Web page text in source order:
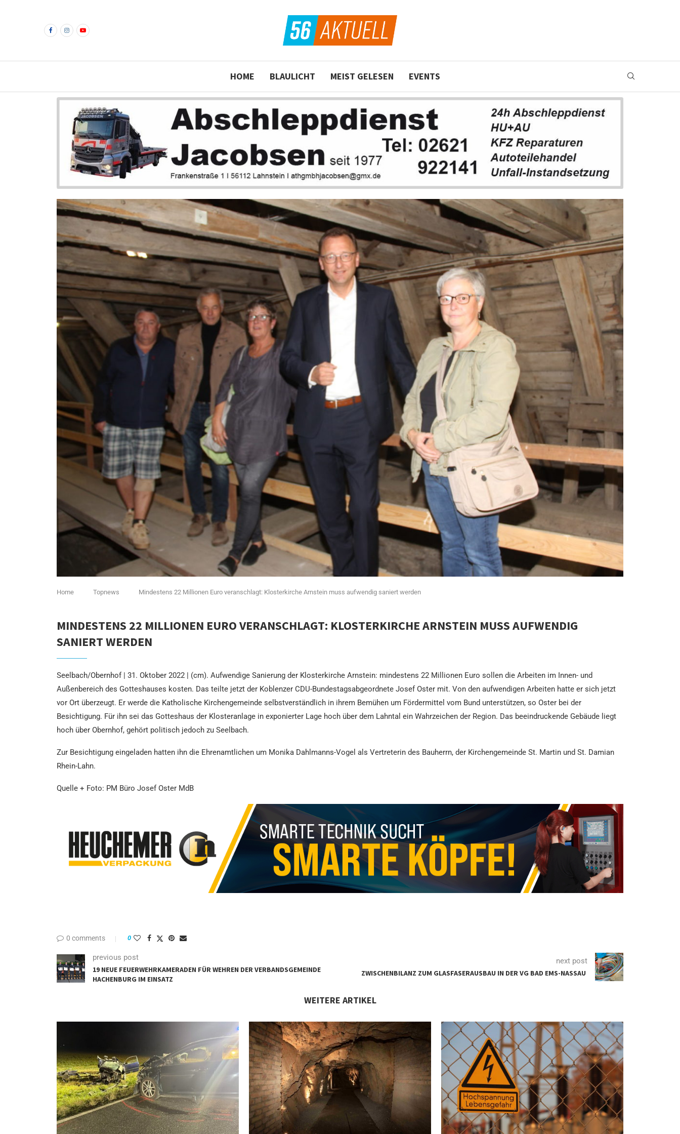
HOME BLAULICHT MEIST GELESEN EVENTS
Home Topnews Mindestens 22 Millionen Euro veranschlagt: Klosterkirche Arnstein muss aufwendig saniert werden
MINDESTENS 22 MILLIONEN EURO VERANSCHLAGT: KLOSTERKIRCHE ARNSTEIN MUSS AUFWENDIG
SANIERT WERDEN
Seelbach/Obernhof | 31. Oktober 2022 | (cm). Aufwendige Sanierung der Klosterkirche Arnstein: mindestens 22 Millionen Euro sollen die Arbeiten im Innen- und
Außenbereich des Gotteshauses kosten. Das teilte jetzt der Koblenzer CDU-Bundestagsabgeordnete Josef Oster mit. Von den aufwendigen Arbeiten hatte er sich jetzt
vor Ort überzeugt. Er werde die Katholische Kirchengemeinde selbstverständlich in ihrem Bemühen um Fördermittel vom Bund unterstützen, so Oster bei der
Besichtigung. Für ihn sei das Gotteshaus der Klosteranlage in exponierter Lage hoch über dem Lahntal ein Wahrzeichen der Region. Das beeindruckende Gebäude liegt
hoch über Obernhof, gehört politisch jedoch zu Seelbach.
Zur Besichtigung eingeladen hatten ihn die Ehrenamtlichen um Monika Dahlmanns-Vogel als Vertreterin des Bauherrn, der Kirchengemeinde St. Martin und St. Damian
Rhein-Lahn.
Quelle + Foto: PM Büro Josef Oster MdB
0 comments 0
previous post
19 NEUE FEUERWEHRKAMERADEN FÜR WEHREN DER VERBANDSGEMEINDE
HACHENBURG IM EINSATZ
next post
ZWISCHENBILANZ ZUM GLASFASERAUSBAU IN DER VG BAD EMS-NASSAU
WEITERE ARTIKEL